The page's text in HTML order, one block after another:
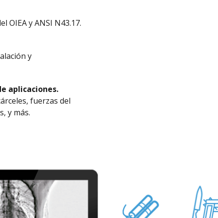
OIEA y ANSI N43.17.
y
aplicaciones.
fuerzas del
y más.